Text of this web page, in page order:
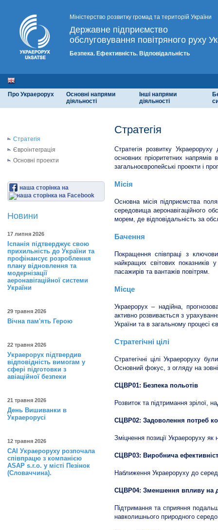
Міністерство розвитку громад та територій України
Державне підприємство
обслуговування повітряного руху
Безпека. Ефективність. Відповідальність
Про Украерорух
Основні напрями
діяльності
Інші напрями
діяльності
Стратегія
Євроінтеграція
Основні проекти
наша сторінка на
Новини
17 липня 2026
Іспанія підтверджує свою
прихильність до України та
профінансує розроблення
плану відновлення та
модернізації
аеронавігаційної системи
України
29 травня 2026
Вічна пам'ять Герою
22 травня 2026
Украерорух підтвердив
відповідність вимогам у
сфері підготовки з
авіаційної безпеки
21 травня 2026
День Вишиванки в
Украерорусі
12 травня 2026
САІ Украероруху розпочала
співпрацю з компанією
ASAP s.r.o. у місті Пезінок
(Словаччина).
Стратегія
Стратегія розвитку
основних пріоритетних напрямів
загальноєвропейські проекти і
Місія
Основна місія підприємства
середовища аеронавігаційного
морем, де відповідальність за
Бачення
Покращення співпраці з
найкращих світових показників
пасажирів та вантажів повітрям.
Місце
Украерорух – надійна,
активно розвивається з
України та в загальному процесі
Стратегічні цілі
Стратегічні цілі Украероруху
Основний фокус, з огляду на
СЦВР01: Безпека польотів
Розвиток та підтримання зрілої,
СЦВР02: Задоволення потреб
Зміцнення позиції Украероруху
СЦВР03: Виробнича
Наближення Украероруху до
СЦВР04: Зменшення впливу на
Підтримання та сприяння
навколишнього природного